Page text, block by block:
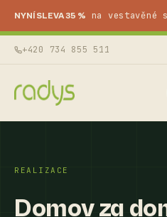
NYNÍ SLEVA 35 % na vestavěné
+420 734 855 511
REALIZACE
Domov za